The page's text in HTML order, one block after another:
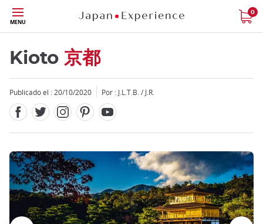
Tamaño
MENU
0
Kioto 京都
Publicado el : 20/10/2020 Por : J.L.T.B. / J.R.
Close
Close